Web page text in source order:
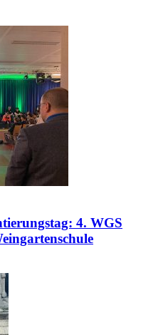
4. WGS